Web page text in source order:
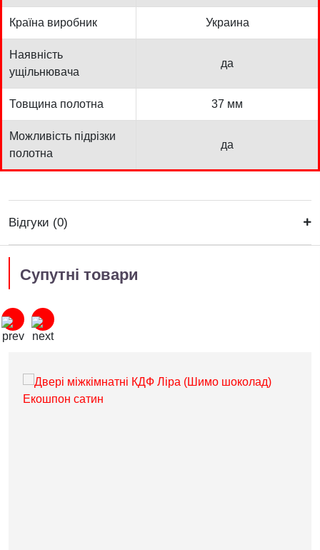
Країна виробник Украина
Наявність
ущільнювача
да
Товщина полотна 37 мм
Можливість підрізки
полотна
да
Відгуки (0)
Супутні товари